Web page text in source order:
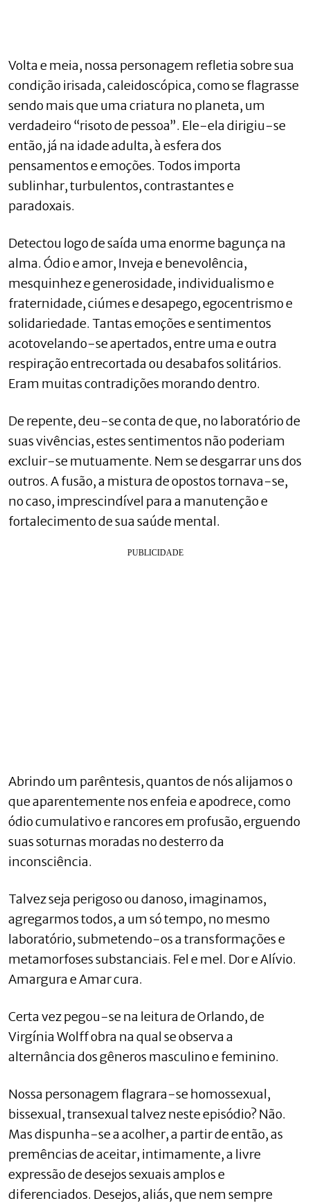
Volta e meia, nossa personagem refletia sobre sua
condição irisada, caleidoscópica, como se flagrasse
sendo mais que uma criatura no planeta, um
verdadeiro “risoto de pessoa”. Ele-ela dirigiu-se
então, já na idade adulta, à esfera dos
pensamentos e emoções. Todos importa
sublinhar, turbulentos, contrastantes e
paradoxais.
Detectou logo de saída uma enorme bagunça na
alma. Ódio e amor, Inveja e benevolência,
mesquinhez e generosidade, individualismo e
fraternidade, ciúmes e desapego, egocentrismo e
solidariedade. Tantas emoções e sentimentos
acotovelando-se apertados, entre uma e outra
respiração entrecortada ou desabafos solitários.
Eram muitas contradições morando dentro.
De repente, deu-se conta de que, no laboratório de
suas vivências, estes sentimentos não poderiam
excluir-se mutuamente. Nem se desgarrar uns dos
outros. A fusão, a mistura de opostos tornava-se,
no caso, imprescindível para a manutenção e
fortalecimento de sua saúde mental.
Abrindo um parêntesis, quantos de nós alijamos o
que aparentemente nos enfeia e apodrece, como
ódio cumulativo e rancores em profusão, erguendo
suas soturnas moradas no desterro da
inconsciência.
Talvez seja perigoso ou danoso, imaginamos,
agregarmos todos, a um só tempo, no mesmo
laboratório, submetendo-os a transformações e
metamorfoses substanciais. Fel e mel. Dor e Alívio.
Amargura e Amar cura.
Certa vez pegou-se na leitura de Orlando, de
Virgínia Wolff obra na qual se observa a
alternância dos gêneros masculino e feminino.
Nossa personagem flagrara-se homossexual,
bissexual, transexual talvez neste episódio? Não.
Mas dispunha-se a acolher, a partir de então, as
premências de aceitar, intimamente, a livre
expressão de desejos sexuais amplos e
diferenciados. Desejos, aliás, que nem sempre